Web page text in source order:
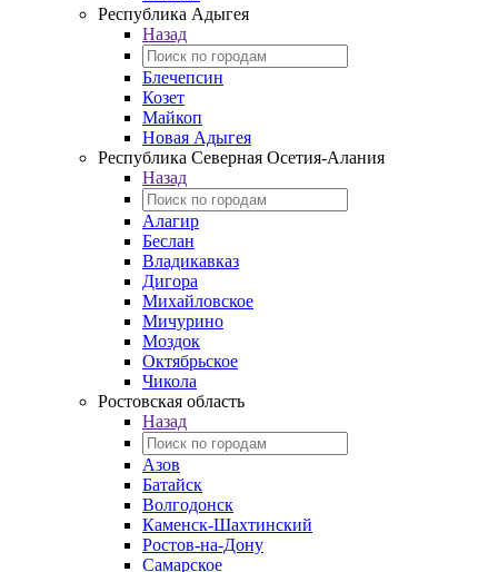
Республика Адыгея
Назад
Блечепсин
Козет
Майкоп
Новая Адыгея
Республика Северная Осетия-Алания
Назад
Алагир
Беслан
Владикавказ
Дигора
Михайловское
Мичурино
Моздок
Октябрьское
Чикола
Ростовская область
Назад
Азов
Батайск
Волгодонск
Каменск-Шахтинский
Ростов-на-Дону
Самарское